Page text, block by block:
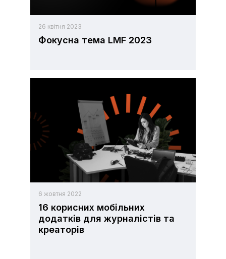
26 квітня 2023
Фокусна тема LMF 2023
6 жовтня 2022
16 корисних мобільних
додатків для журналістів та
креаторів